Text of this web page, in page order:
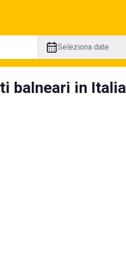
Seleziona date
balneari in Italia